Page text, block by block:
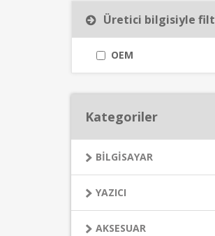
Üretici bilgisiyle
OEM
Kategoriler
BİLGİSAYAR
YAZICI
AKSESUAR